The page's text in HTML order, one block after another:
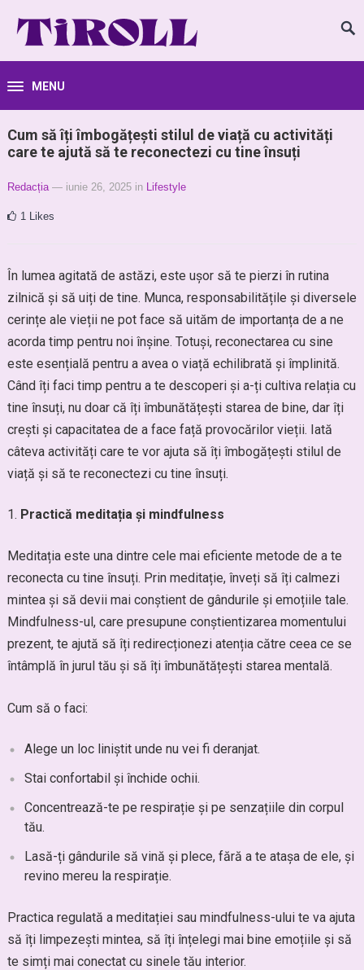
MENU
Cum să îți îmbogățești stilul de viață cu activități
care te ajută să te reconectezi cu tine însuți
Redacția — iunie 26, 2025 in Lifestyle
1 Likes
În lumea agitată de astăzi, este ușor să te pierzi în rutina
zilnică și să uiți de tine. Munca, responsabilitățile și diversele
cerințe ale vieții ne pot face să uităm de importanța de a ne
acorda timp pentru noi înșine. Totuși, reconectarea cu sine
este esențială pentru a avea o viață echilibrată și împlinită.
Când îți faci timp pentru a te descoperi și a-ți cultiva relația cu
tine însuți, nu doar că îți îmbunătățești starea de bine, dar îți
crești și capacitatea de a face față provocărilor vieții. Iată
câteva activități care te vor ajuta să îți îmbogățești stilul de
viață și să te reconectezi cu tine însuți.
Practică meditația și mindfulness
Meditația este una dintre cele mai eficiente metode de a te
reconecta cu tine însuți. Prin meditație, înveți să îți calmezi
mintea și să devii mai conștient de gândurile și emoțiile tale.
Mindfulness-ul, care presupune conștientizarea momentului
prezent, te ajută să îți redirecționezi atenția către ceea ce se
întâmplă în jurul tău și să îți îmbunătățești starea mentală.
Cum să o faci:
Alege un loc liniștit unde nu vei fi deranjat.
Stai confortabil și închide ochii.
Concentrează-te pe respirație și pe senzațiile din corpul
tău.
Lasă-ți gândurile să vină și plece, fără a te atașa de ele, și
revino mereu la respirație.
Practica regulată a meditației sau mindfulness-ului te va ajuta
să îți limpezești mintea, să îți înțelegi mai bine emoțiile și să
te simți mai conectat cu sinele tău interior.